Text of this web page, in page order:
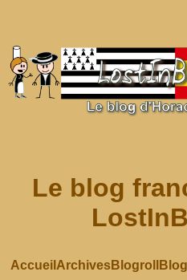
Le blog
Accueil ArchivesBlogroll